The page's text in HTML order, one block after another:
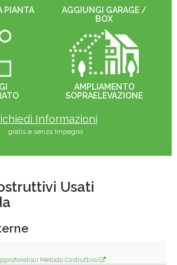
PIANTA
AGGIUNGI GARAGE /
BOX
AMPLIAMENTO
SOPRAELEVAZIONE
Informazioni
gratis e senza Impegno
Usati
Metodo Costruttivo